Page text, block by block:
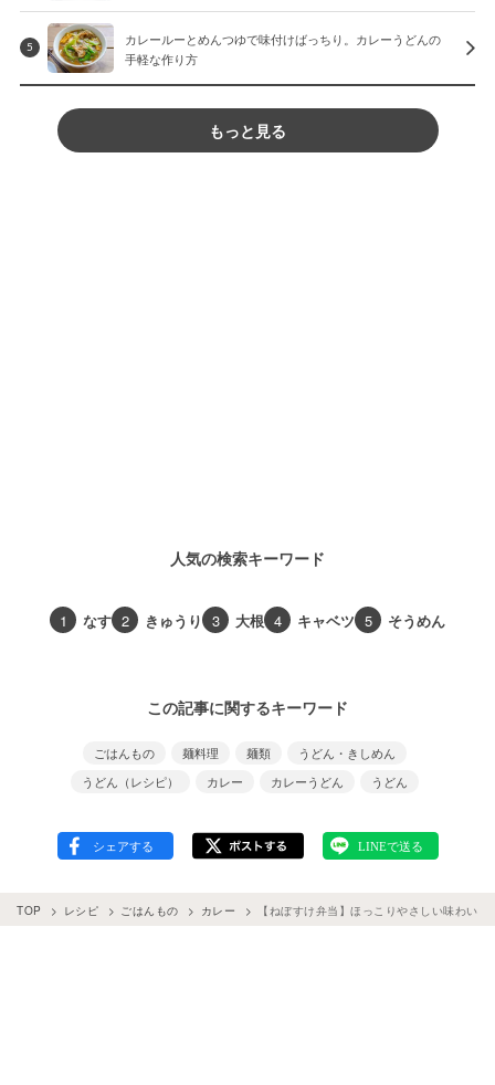
5
カレールーとめんつゆで味付けばっちり。カレーうどんの
手軽な作り方
もっと見る
人気の検索キーワード
1 なす 2 きゅうり 3 大根 4 キャベツ 5 そうめん
この記事に関するキーワード
ごはんもの 麺料理 麺類
うどん・きしめん
うどん（レシピ）
カレー カレーうどん うどん
TOP レシピ ごはんもの カレー 【ねぼすけ弁当】ほっこりやさしい味わい